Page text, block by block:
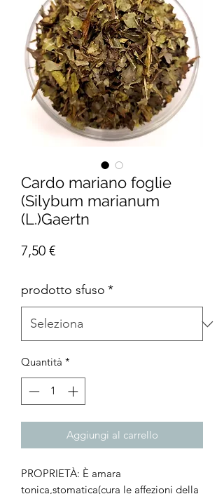
Cardo mariano foglie
(Silybum marianum
(L.)Gaertn
7,50 €Prezzo
prodotto sfuso *
Quantità *
Aggiungi al carrello
PROPRIETÀ: È amara
tonica,stomatica(cura le affezioni della